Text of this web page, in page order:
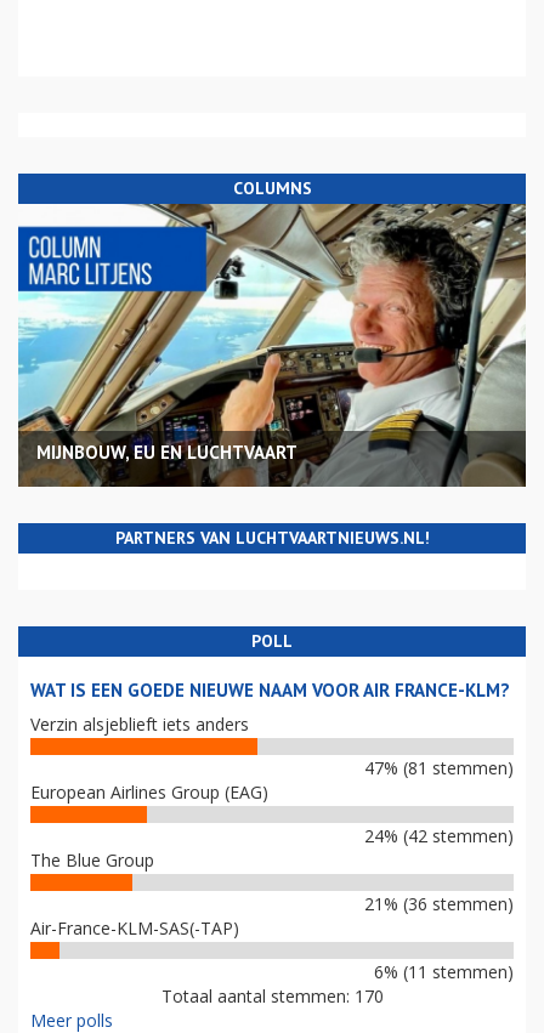
COLUMNS
MIJNBOUW, EU EN LUCHTVAART
PARTNERS VAN LUCHTVAARTNIEUWS.NL!
POLL
WAT IS EEN GOEDE NIEUWE NAAM VOOR AIR FRANCE-KLM?
Verzin alsjeblieft iets anders
47% (81 stemmen)
European Airlines Group (EAG)
24% (42 stemmen)
The Blue Group
21% (36 stemmen)
Air-France-KLM-SAS(-TAP)
6% (11 stemmen)
Totaal aantal stemmen: 170
Meer polls